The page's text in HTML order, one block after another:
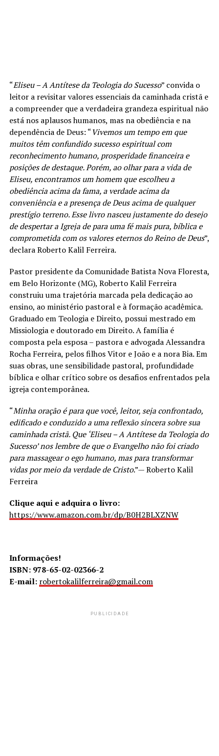
“Eliseu – A Antítese da Teologia do Sucesso” convida o
leitor a revisitar valores essenciais da caminhada cristã e
a compreender que a verdadeira grandeza espiritual não
está nos aplausos humanos, mas na obediência e na
dependência de Deus: “Vivemos um tempo em que
muitos têm confundido sucesso espiritual com
reconhecimento humano, prosperidade financeira e
posições de destaque. Porém, ao olhar para a vida de
Eliseu, encontramos um homem que escolheu a
obediência acima da fama, a verdade acima da
conveniência e a presença de Deus acima de qualquer
prestígio terreno. Esse livro nasceu justamente do desejo
de despertar a Igreja de para uma fé mais pura, bíblica e
comprometida com os valores eternos do Reino de Deus”,
declara Roberto Kalil Ferreira.
Pastor presidente da Comunidade Batista Nova Floresta,
em Belo Horizonte (MG), Roberto Kalil Ferreira
construiu uma trajetória marcada pela dedicação ao
ensino, ao ministério pastoral e à formação acadêmica.
Graduado em Teologia e Direito, possui mestrado em
Missiologia e doutorado em Direito. A família é
composta pela esposa – pastora e advogada Alessandra
Rocha Ferreira, pelos filhos Vitor e João e a nora Bia. Em
suas obras, une sensibilidade pastoral, profundidade
bíblica e olhar crítico sobre os desafios enfrentados pela
igreja contemporânea.
“Minha oração é para que você, leitor, seja confrontado,
edificado e conduzido a uma reflexão sincera sobre sua
caminhada cristã. Que ‘Eliseu – A Antítese da Teologia do
Sucesso’ nos lembre de que o Evangelho não foi criado
para massagear o ego humano, mas para transformar
vidas por meio da verdade de Cristo.”— Roberto Kalil
Ferreira
Clique aqui e adquira o livro:
https://www.amazon.com.br/dp/B0H2BLXZNW
Informações!
ISBN: 978-65-02-02366-2
E-mail: robertokalilferreira@gmail.com
PUBLICIDADE